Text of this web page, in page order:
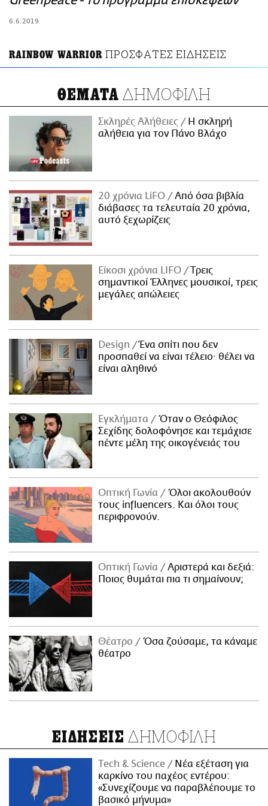
6.6.2019
RAINBOW WARRIOR ΠΡΟΣΦΑΤΕΣ ΕΙΔΗΣΕΙΣ
ΘΕΜΑΤΑ ΔΗΜΟΦΙΛΗ
Σκληρές Αλήθειες
H σκληρή
αλήθεια για τον Πάνο Βλάχο
20 χρόνια LiFO
Από όσα βιβλία
διάβασες τα τελευταία 20 χρόνια,
αυτό ξεχωρίζεις
Είκοσι χρόνια LIFO
Tρεις
σημαντικοί Έλληνες μουσικοί, τρεις
μεγάλες απώλειες
Design
Ένα σπίτι που δεν
προσπαθεί να είναι τέλειο· θέλει να
είναι αληθινό
Εγκλήματα
Όταν ο Θεόφιλος
Σεχίδης δολοφόνησε και τεμάχισε
πέντε μέλη της οικογένειάς του
Οπτική Γωνία
Όλοι ακολουθούν
τους influencers. Και όλοι τους
περιφρονούν.
Οπτική Γωνία
Αριστερά και δεξιά:
Ποιος θυμάται πια τι σημαίνουν;
Θέατρο
Όσα ζούσαμε, τα κάναμε
θέατρο
ΕΙΔΗΣΕΙΣ ΔΗΜΟΦΙΛΗ
Τech & Science
Νέα εξέταση για
καρκίνο του παχέος εντέρου:
«Συνεχίζουμε να παραβλέπουμε το
βασικό μήνυμα»